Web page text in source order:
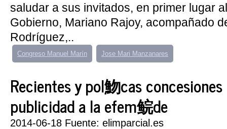
saludar a sus invitados, en primer lugar
Gobierno, Mariano Rajoy, acompañado
Rodríguez,..
Congreso Manuel Marín Jose Mari Manzanares
Recientes y pol魩cas
publicidad a la efem鲩de
2014-06-18 Fuente: elimparcial.es